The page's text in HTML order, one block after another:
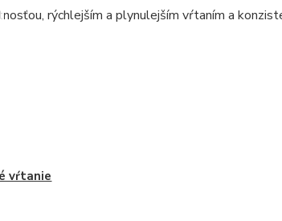
rýchlejším a plynulejším vŕtaním a
vŕtanie